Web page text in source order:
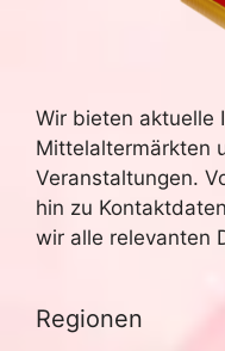
Wir bieten aktuelle
Mittelaltermärkten
Veranstaltungen.
hin zu
wir alle relevanten
Regionen